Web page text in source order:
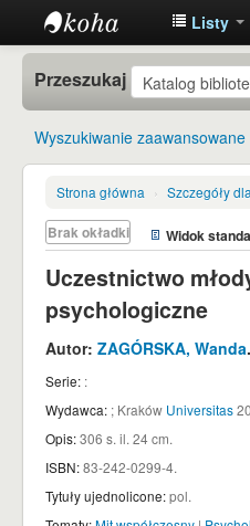
Instytut
Etnologii i
Antropologii
Kulturowej
UW
Listy
Przeszukaj
Wyszukiwanie zaawansowane
Strona główna › Szczegóły
Brak okładki Widok
Uczestnictwo
psychologiczne
Autor: ZAGÓRSKA, Wanda.
Serie: :
Wydawca: ; Kraków Universitas
Opis:306 s. il. 24 cm.
ISBN:83-242-0299-4.
Tytuły ujednolicone:pol.